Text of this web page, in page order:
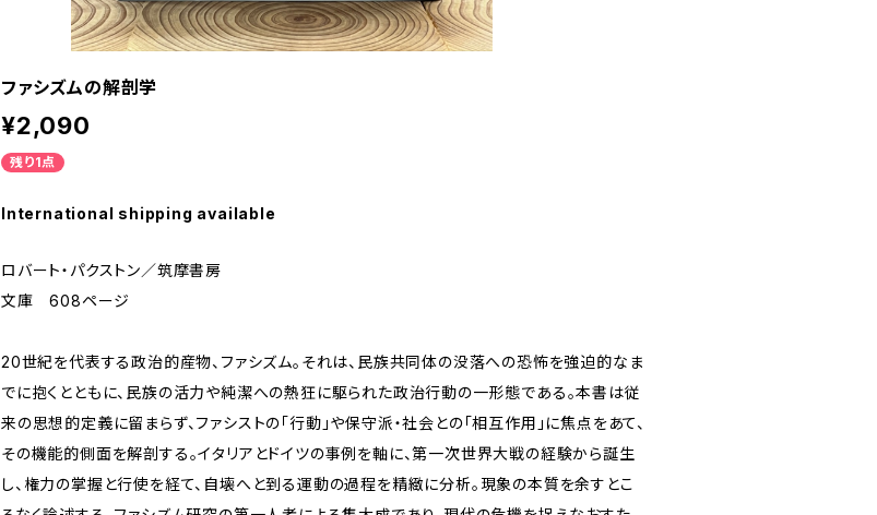
ファシズムの解剖学
¥2,090
残り1点
International shipping available
ロバート・パクストン／筑摩書房
文庫 608ページ
20世紀を代表する政治的産物、ファシズム。それは、民族共同体の没落への恐怖を強迫的なま
でに抱くとともに、民族の活力や純潔への熱狂に駆られた政治行動の一形態である。本書は従
来の思想的定義に留まらず、ファシストの「行動」や保守派・社会との「相互作用」に焦点をあて、
その機能的側面を解剖する。イタリアとドイツの事例を軸に、第一次世界大戦の経験から誕生
し、権力の掌握と行使を経て、自壊へと到る運動の過程を精緻に分析。現象の本質を余すとこ